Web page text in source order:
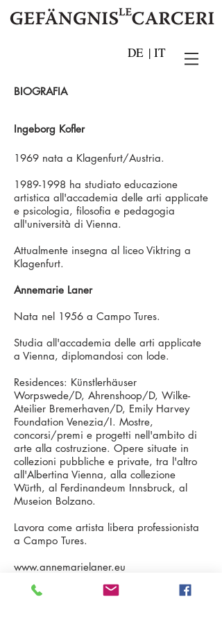
IT
|
DE
BIOGRAFIA
Ingeborg Kofler
1969 nata a Klagenfurt/Austria.
1989-1998 ha studiato educazione
artistica all'accademia delle arti ap­plicate
e psicologia, filosofia e pedagogia
all'università di Vienna.
Attualmente insegna al liceo Viktring a
Klagenfurt.
Annemarie Laner
Nata nel 1956 a Campo Tures.
Studia all'accademia delle arti appli­cate
a Vienna, diplomandosi con lode.
Residences: Künstlerhäuser
Worpswede/D, Ahrenshoop/D, Wilke-
Ateilier Bremerhaven/D, Emily Harvey
Foundation Venezia/I. Mostre,
concorsi/premi e progetti nell'ambito di
arte alla costruzione. Opere situate in
collezioni pubbliche e private, tra l'altro
all'Albertina Vienna, alla collezione
Würth, al Ferdinandeum Innsbruck, al
Museion Bolzano.
Lavora come artista libera professionista
a Campo Tures.
www.annemarielaner.eu